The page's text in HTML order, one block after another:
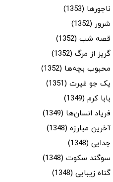
ناجورها (1353)
شرور (1352)
قصه شب (1352)
گریز از مرگ (1352)
محبوب بچه‌ها (1352)
یک جو غیرت (1351)
بابا کرم (1349)
فریاد انسان‌ها (1349)
آخرین مبارزه (1348)
جدایی (1348)
سوگند سکوت (1348)
گناه زیبایی (1348)